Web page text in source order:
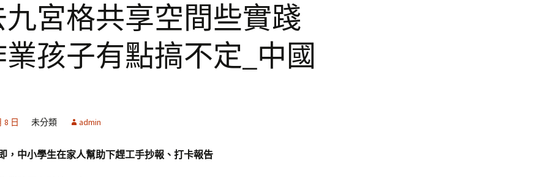
宮格共享空間些實踐
孩子有點搞不定_中國
8 日 未分類 admin
，中小學生在家人幫助下趕工手抄報、打卡報告